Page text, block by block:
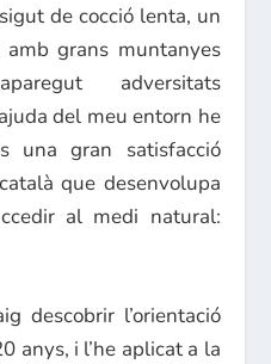
de cocció lenta, un
grans muntanyes
adversitats
del meu entorn he
una gran satisfacció
que desenvolupa
al medi natural:
descobrir l’orientació
anys, i l’he aplicat a la